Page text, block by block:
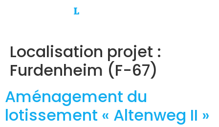
Localisation projet :
Furdenheim (F-67)
Aménagement du
lotissement « Altenweg II »